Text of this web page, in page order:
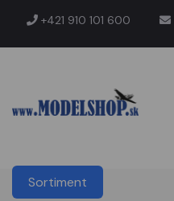
+421 910 101 600
Sortiment